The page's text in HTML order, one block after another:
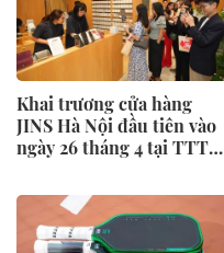
Khai trương cửa hàng
JINS Hà Nội đầu tiên vào
ngày 26 tháng 4 tại TTTM